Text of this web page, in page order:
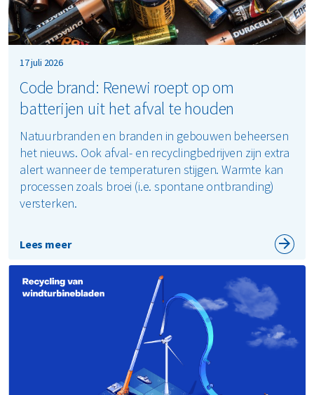
Code brand: Renewi roept op om
batterijen uit het afval te houden
17 juli 2026
Natuurbranden en branden in gebouwen beheersen
het nieuws. Ook afval- en recyclingbedrijven zijn extra
alert wanneer de temperaturen stijgen. Warmte kan
processen zoals broei (i.e. spontane ontbranding)
versterken.
Lees meer